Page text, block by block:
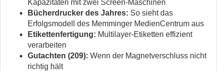
Kapazitäten mit zwei Screen-Maschinen
Bücherdrucker des Jahres: So sieht das
Erfolgsmodell des Memminger MedienCentrum aus
Etikettenfertigung: Multilayer-Etiketten effizient
verarbeiten
Gutachten (209): Wenn der Magnetverschluss nicht
richtig hält